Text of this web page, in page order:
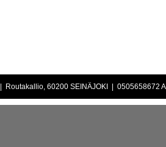
| Routakallio, 60200 SEINÄJOKI | 0505658672